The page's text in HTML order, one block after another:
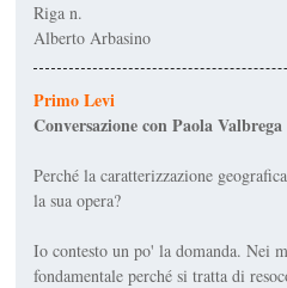
Riga n.
Alberto Arbasino
Primo Levi
Conversazione con Paola Valbrega
Perché la caratterizzazione
la sua opera?
Io contesto un po' la domanda. Nei
fondamentale perché si tratta di